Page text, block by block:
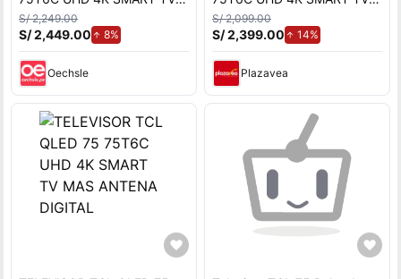
MAS ANTENA DIGITAL
S/ 2,249.00
S/ 2,449.00 8%
Oechsle
ANTENA DIGITAL
S/ 2,099.00
S/ 2,399.00 14%de aumento.
Plazavea